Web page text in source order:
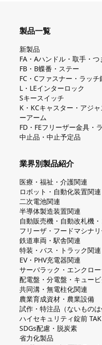
製品一覧
新製品
FA・Aハンドル・取手・つ
FB・B蝶番・ステー
FC・Cファスナー・ラッ
L・LEインターロック
Sキースイッチ
K・KCキャスター・アジ
ーアーム
FD・FEフリーザー金具・
中止品・中止予定品
業界別製品紹介
医療・福祉・介護関連
ロボット・自動化装置関連
二次電池関連
半導体製造装置関連
自動販売機・自動改札機
フリーザ・フードマシナ
鉄道車両・駅舎関連
特装・バス・トラック関連
EV・PHV充電器関連
サーバラック・エンクロ
配電盤・分電盤・キュー
共同溝・無電柱化関連
農業育成資材・農業設備
試作・特注品（ないものは
ハイセキュリティ錠前
SDGs配慮・脱炭素
省力化製品